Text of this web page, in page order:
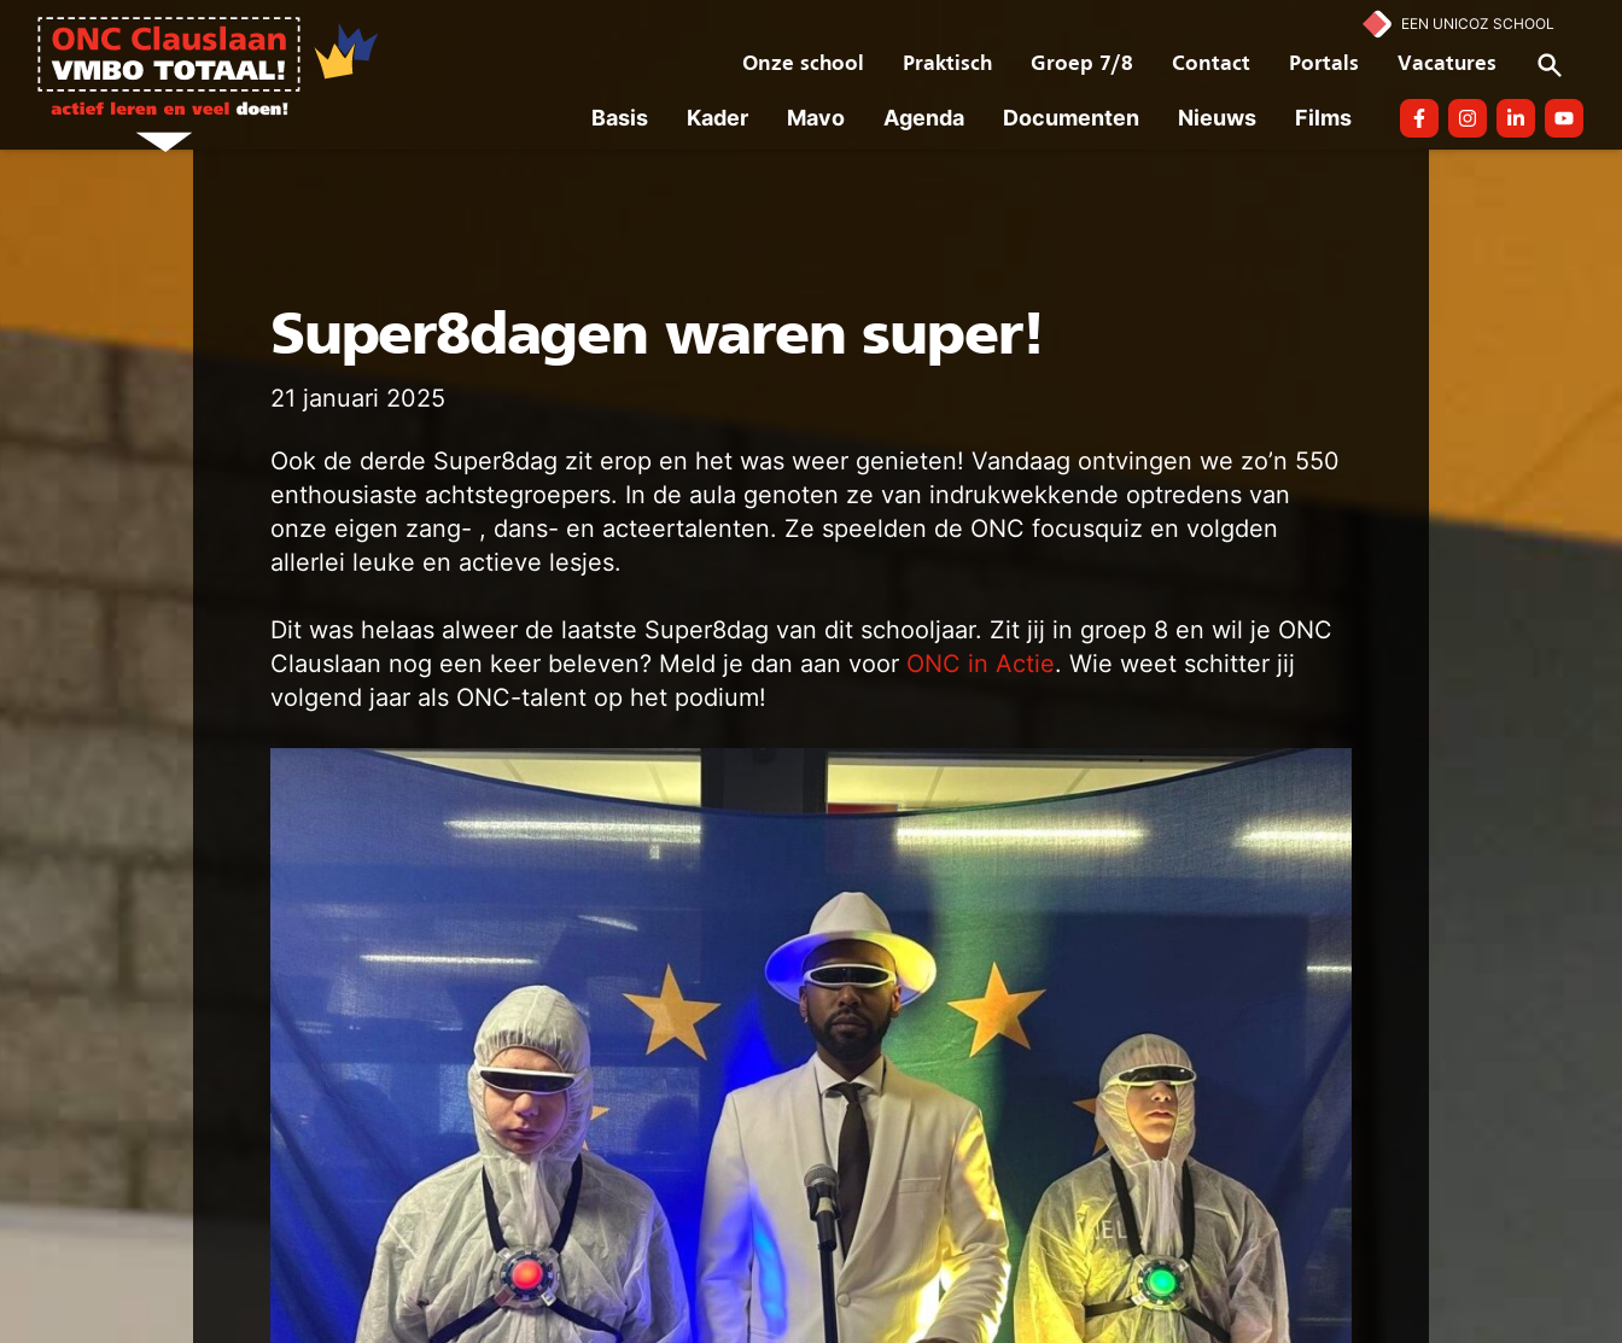
Ga naar de inhoud EEN UNICOZ SCHOOL
Onze school Praktisch Groep 7/8 Contact Portals Vacatures
Basis Kader Mavo Agenda Documenten Nieuws Films FacebookInstagramlinkedinYoutube
Super8dagen waren super!
21 januari 2025
Ook de derde Super8dag zit erop en het was weer genieten! Vandaag ontvingen we zo’n 550
enthousiaste achtstegroepers. In de aula genoten ze van indrukwekkende optredens van
onze eigen zang- , dans- en acteertalenten. Ze speelden de ONC focusquiz en volgden
allerlei leuke en actieve lesjes.
Dit was helaas alweer de laatste Super8dag van dit schooljaar. Zit jij in groep 8 en wil je ONC
Clauslaan nog een keer beleven? Meld je dan aan voor ONC in Actie. Wie weet schitter jij
volgend jaar als ONC-talent op het podium!